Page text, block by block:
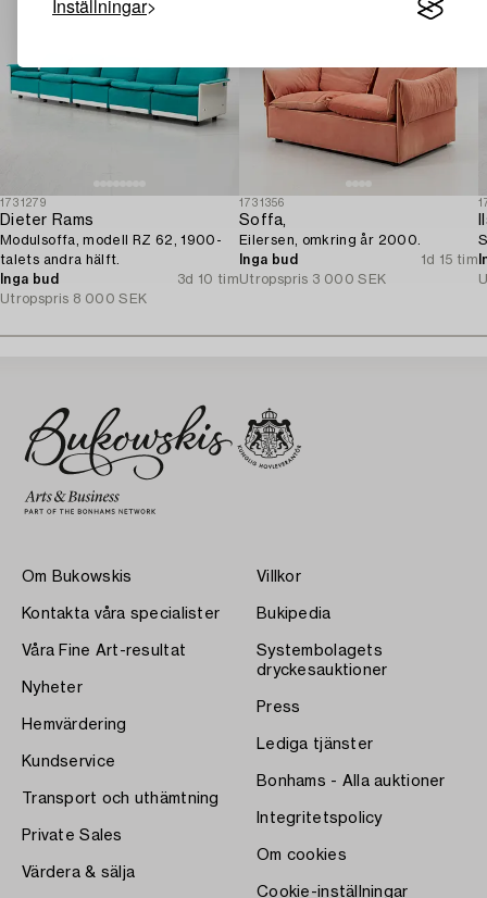
Inställningar
1731279
Dieter Rams
Modulsoffa, modell RZ 62, 1900-
talets andra hälft.
Inga bud
3d 10 tim
Utropspris 8 000 SEK
1731356
Soffa,
Eilersen, omkring år 2000.
Inga bud
1d 15 tim
Utropspris 3 000 SEK
Om Bukowskis
Kontakta våra specialister
Våra Fine Art-resultat
Nyheter
Hemvärdering
Kundservice
Transport och uthämtning
Private Sales
Värdera & sälja
Villkor
Bukipedia
Systembolagets
dryckesauktioner
Press
Lediga tjänster
Bonhams - Alla auktioner
Integritetspolicy
Om cookies
Cookie-inställningar